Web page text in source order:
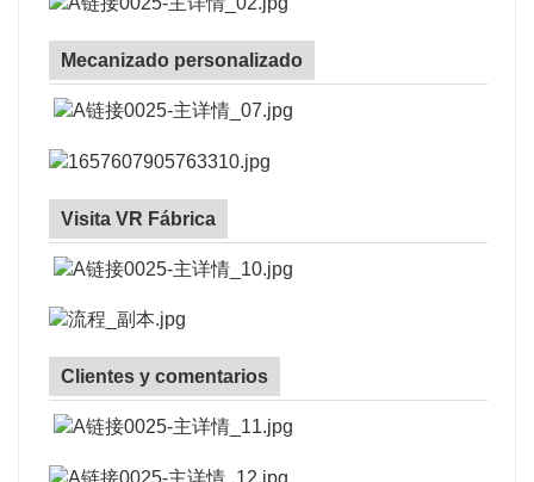
Mecanizado personalizado
Visita VR Fábrica
Clientes y comentarios